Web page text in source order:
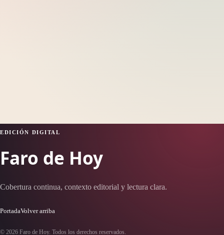
EDICIÓN DIGITAL
Faro de Hoy
Cobertura continua, contexto editorial y lectura clara.
PortadaVolver arriba
© 2026 Faro de Hoy. Todos los derechos reservados.